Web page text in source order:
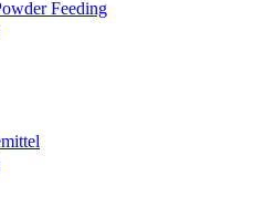
Feeding